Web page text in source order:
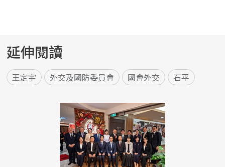
延伸閱讀
王定宇 外交及國防委員會 國會外交 石平